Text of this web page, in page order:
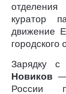
куратор
движение
городского
Зарядку с
Новиков —
России